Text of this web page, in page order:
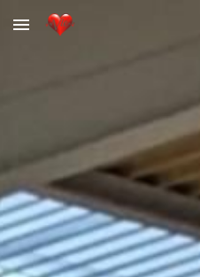
Skip to main content